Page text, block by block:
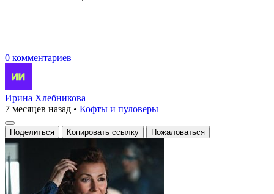
0 комментариев
Ирина Хлебникова
7 месяцев назад • Кофты и пуловеры
Поделиться Копировать ссылку Пожаловаться